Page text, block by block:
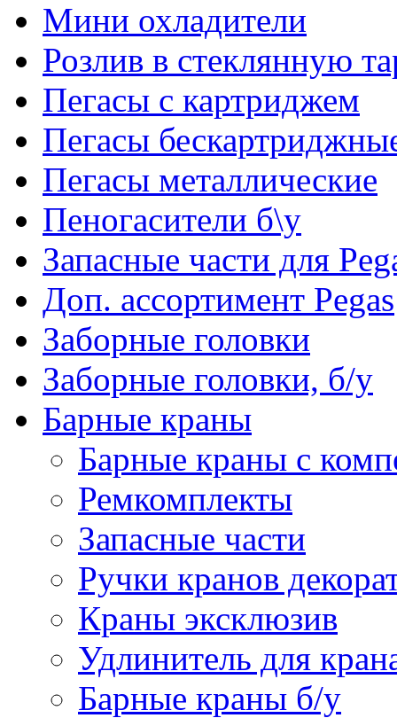
Мини охладители
Розлив в стеклянную
Пегасы с картриджем
Пегасы
Пегасы металлические
Пеногасители б\у
Запасные части для
Доп. ассортимент Pegas
Заборные головки
Заборные головки, б/у
Барные краны
Барные краны с
Ремкомплекты
Запасные части
Ручки кранов
Краны эксклюзив
Удлинитель для
Барные краны б/у